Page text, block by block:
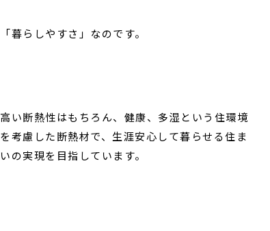
「暮らしやすさ」なのです。
高い断熱性はもちろん、健康、多湿という住環境
を考慮した断熱材で、生涯安心して暮らせる住ま
いの実現を目指しています。